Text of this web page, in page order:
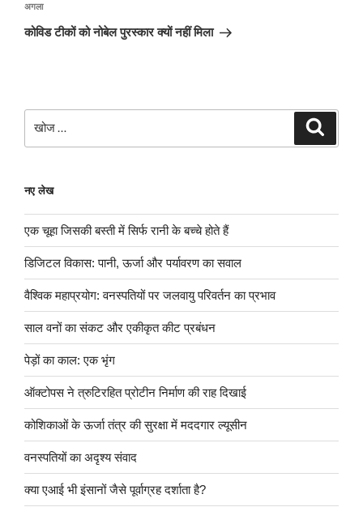
अगली
पोस्ट
अगला
कोविड टीकों को नोबेल पुरस्कार क्यों नहीं मिला
खोजे
नए लेख
एक चूहा जिसकी बस्ती में सिर्फ रानी के बच्चे होते हैं
डिजिटल विकास: पानी, ऊर्जा और पर्यावरण का सवाल
वैश्विक महाप्रयोग: वनस्पतियों पर जलवायु परिवर्तन का प्रभाव
साल वनों का संकट और एकीकृत कीट प्रबंधन
पेड़ों का काल: एक भृंग
ऑक्टोपस ने त्रुटिरहित प्रोटीन निर्माण की राह दिखाई
कोशिकाओं के ऊर्जा तंत्र की सुरक्षा में मददगार ल्यूसीन
वनस्पतियों का अदृश्य संवाद
क्या एआई भी इंसानों जैसे पूर्वाग्रह दर्शाता है?